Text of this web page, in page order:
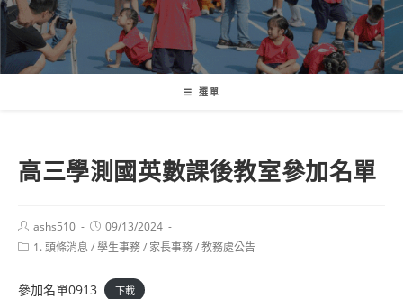
選單
高三學測國英數課後教室參加名單
Post
author:
ashs510
Post
published:
09/13/2024
Post1. 頭條消息 /學生事務/ 家長事務/教務處公告
參加名單0913 下載